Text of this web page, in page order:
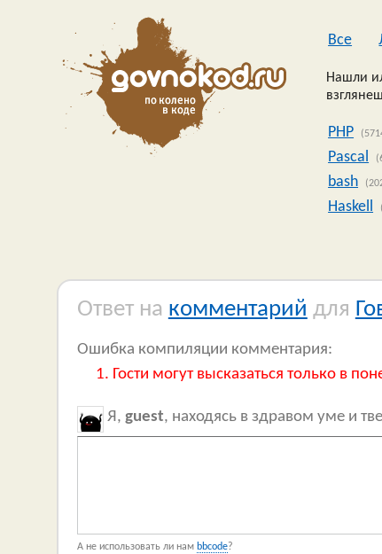
Все
Нашли
PHP
Pascal
bash
Haskell
Ответ на комментарий для
Ошибка компиляции комментария:
Гости могут высказаться только в
Я, guest, находясь в здравом уме и
А не использовать ли нам bbcode?